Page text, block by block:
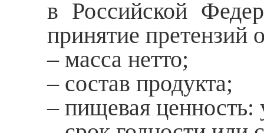
в Российской
принятие претензий
– масса нетто;
– состав продукта;
– пищевая ценность: